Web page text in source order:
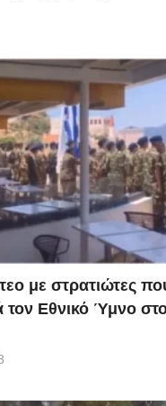
με στρατιώτες
τον Εθνικό Ύμνο